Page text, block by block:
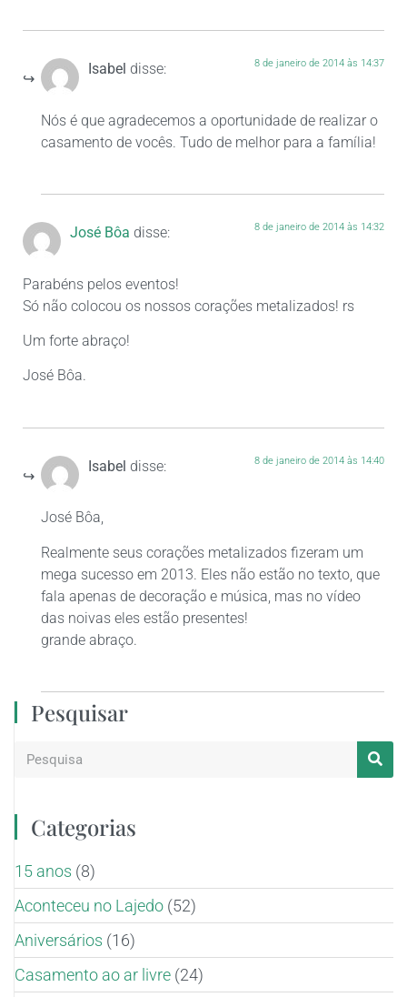
Isabel disse: 8 de janeiro de 2014 às 14:37
Nós é que agradecemos a oportunidade de realizar o
casamento de vocês. Tudo de melhor para a família!
José Bôa disse: 8 de janeiro de 2014 às 14:32
Parabéns pelos eventos!
Só não colocou os nossos corações metalizados! rs
Um forte abraço!
José Bôa.
Isabel disse: 8 de janeiro de 2014 às 14:40
José Bôa,
Realmente seus corações metalizados fizeram um
mega sucesso em 2013. Eles não estão no texto, que
fala apenas de decoração e música, mas no vídeo
das noivas eles estão presentes!
grande abraço.
Pesquisar
Categorias
15 anos (8)
Aconteceu no Lajedo (52)
Aniversários (16)
Casamento ao ar livre (24)